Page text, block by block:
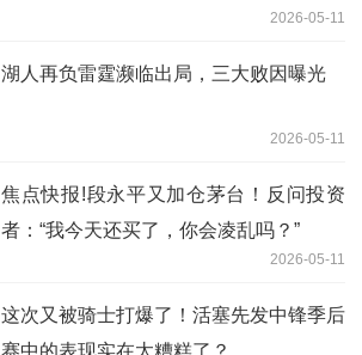
2026-05-11
湖人再负雷霆濒临出局，三大败因曝光
2026-05-11
焦点快报!段永平又加仓茅台！反问投资
者：“我今天还买了，你会凌乱吗？”
2026-05-11
这次又被骑士打爆了！活塞先发中锋季后
赛中的表现实在太糟糕了？